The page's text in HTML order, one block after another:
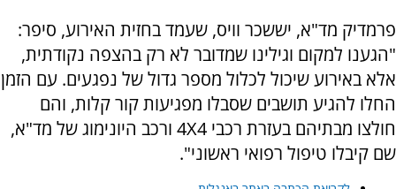
פרמדיק מד"א, יששכר וויס, שעמד בחזית האירוע, סיפר:
"הגענו למקום וגילינו שמדובר לא רק בהצפה נקודתית,
אלא באירוע שיכול לכלול מספר גדול של נפגעים. עם הזמן
החלו להגיע תושבים שסבלו מפגיעות קור קלות, והם
חולצו מבתיהם בעזרת רכבי 4X4 ורכב היונימוג של מד"א,
שם קיבלו טיפול רפואי ראשוני".